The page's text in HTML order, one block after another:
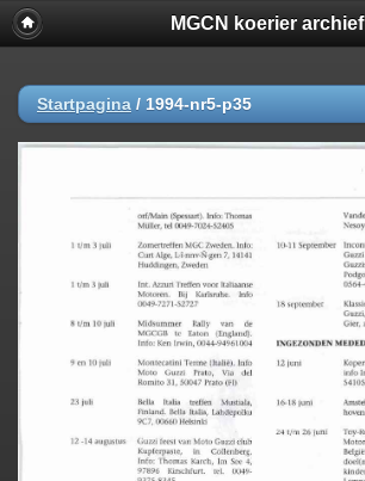
MGCN koerier archief
Startpagina / 1994-nr5-p35